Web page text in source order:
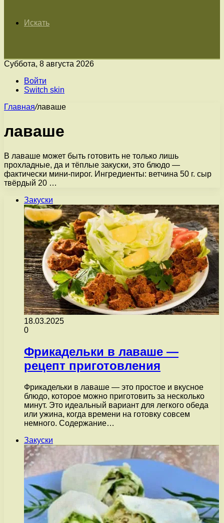
Искать
Суббота, 8 августа 2026
Войти
Switch skin
Главная/лаваше
лаваше
В лаваше может быть готовить не только лишь
прохладные, да и тёплые закуски, это блюдо —
фактически мини-пирог. Ингредиенты: ветчина 50 г. сыр
твёрдый 20 …
Закуски
18.03.2025
0
Фрикадельки в лаваше —
рецепт приготовления
Фрикадельки в лаваше — это простое и вкусное
блюдо, которое можно приготовить за несколько
минут. Это идеальный вариант для легкого обеда
или ужина, когда времени на готовку совсем
немного. Содержание…
Закуски